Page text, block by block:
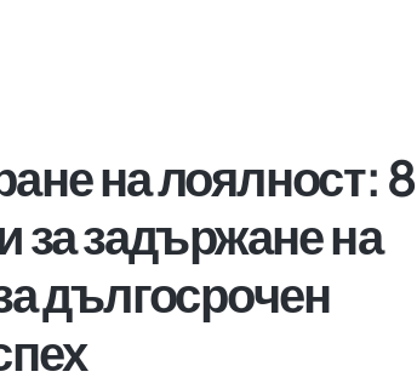
на лоялност: 8
за задържане на
дългосрочен